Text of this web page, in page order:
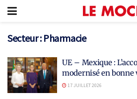
Secteur : Pharmacie
UE – Mexique :
modernisé en bonne
17 JUILLET 2026